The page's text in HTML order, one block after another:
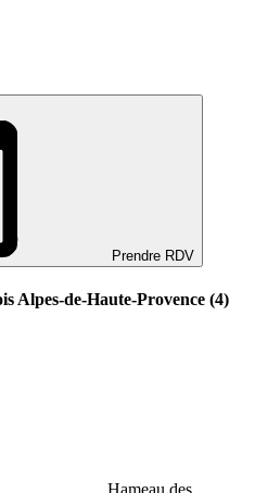
Prendre RDV
Alpes-de-Haute-Provence (4)
Hameau des